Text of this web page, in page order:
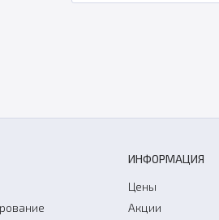
ИНФОРМАЦИЯ
Цены
Акции